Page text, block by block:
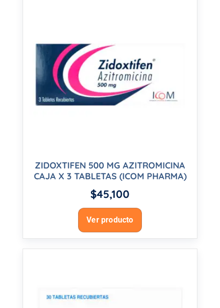
ZIDOXTIFEN 500 MG AZITROMICINA
CAJA X 3 TABLETAS (ICOM PHARMA)
$45,100
Ver producto